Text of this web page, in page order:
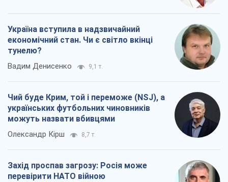
Україна вступила в надзвичайний
економічний стан. Чи є світло вкінці
тунелю?
Вадим Денисенко 9,1 т.
Чий буде Крим, той і переможе (NSJ), а
українських футбольних чиновників
можуть назвати вбивцями
Олександр Кірш 8,7 т.
Захід проспав загрозу: Росія може
перевірити НАТО війною